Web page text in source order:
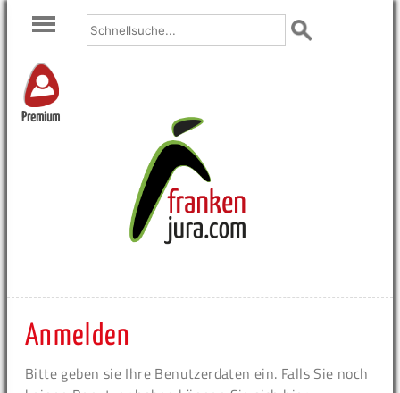
Premium
Anmelden
Bitte geben sie Ihre Benutzerdaten ein. Falls Sie noch